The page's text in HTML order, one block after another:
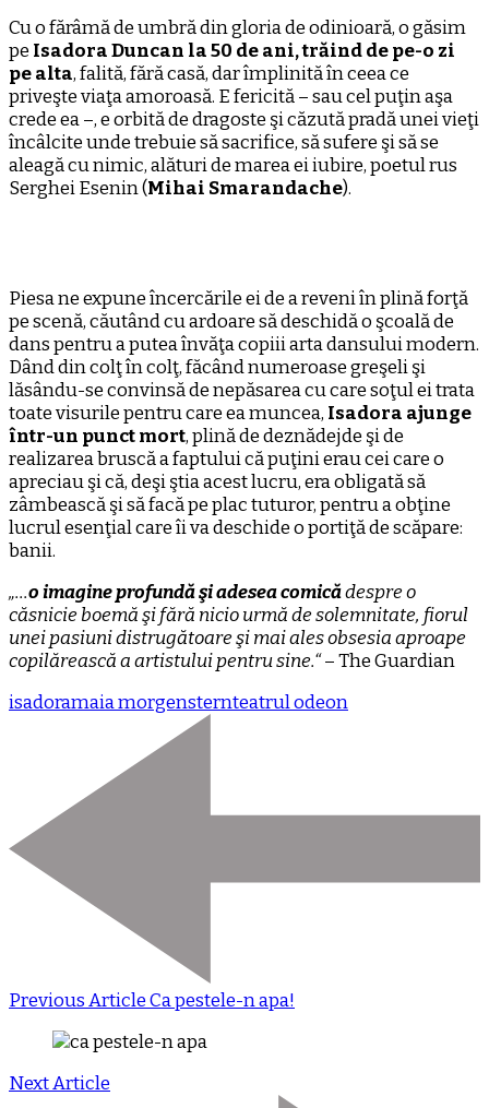
Cu o fărâmă de umbră din gloria de odinioară, o găsim
pe Isadora Duncan la 50 de ani, trăind de pe-o zi
pe alta, falită, fără casă, dar împlinită în ceea ce
priveşte viaţa amoroasă. E fericită – sau cel puţin aşa
crede ea –, e orbită de dragoste şi căzută pradă unei vieţi
încâlcite unde trebuie să sacrifice, să sufere şi să se
aleagă cu nimic, alături de marea ei iubire, poetul rus
Serghei Esenin (Mihai Smarandache).
Piesa ne expune încercările ei de a reveni în plină forţă
pe scenă, căutând cu ardoare să deschidă o şcoală de
dans pentru a putea învăţa copiii arta dansului modern.
Dând din colţ în colţ, făcând numeroase greşeli şi
lăsându-se convinsă de nepăsarea cu care soţul ei trata
toate visurile pentru care ea muncea, Isadora ajunge
într-un punct mort, plină de deznădejde şi de
realizarea bruscă a faptului că puţini erau cei care o
apreciau şi că, deşi ştia acest lucru, era obligată să
zâmbească şi să facă pe plac tuturor, pentru a obţine
lucrul esenţial care îi va deschide o portiţă de scăpare:
banii.
„…o imagine profundă şi adesea comicădespre o
căsnicie boemă şi fără nicio urmă de solemnitate, fiorul
unei pasiuni distrugătoare şi mai ales obsesia aproape
copilărească a artistului pentru sine.“– The Guardian
isadoramaia morgensternteatrul odeon
Previous ArticleCa pestele-n apa!
Next Article